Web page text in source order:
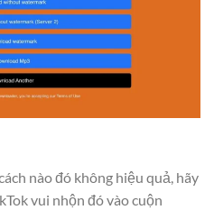
nào đó không hiệu quả, hãy
vui nhộn đó vào cuộn